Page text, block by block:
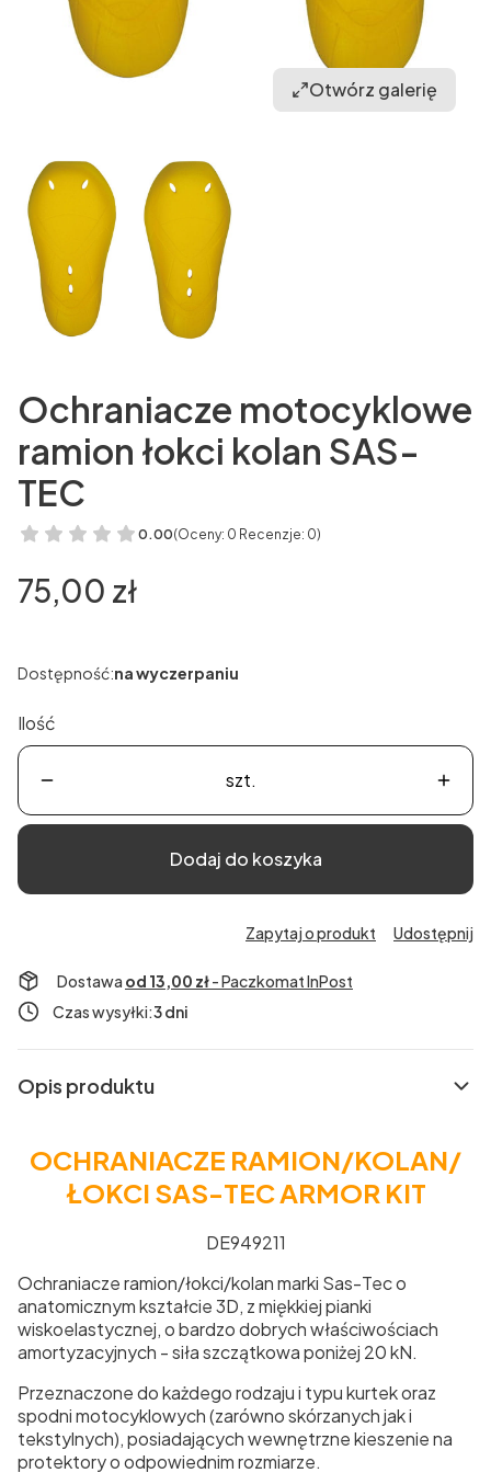
Otwórz galerię
Ochraniacze motocyklowe
ramion łokci kolan SAS-
TEC
0.00(Oceny: 0 Recenzje: 0)
Cena
75,00 zł
Dostępność:na wyczerpaniu
Ilość
szt.
Dodaj do koszyka
Zapytaj o produkt Udostępnij
Dostawa od 13,00 zł- Paczkomat InPost
Czas wysyłki:3 dni
Opis produktu
OCHRANIACZE RAMION/KOLAN/
ŁOKCI SAS-TEC ARMOR KIT
DE949211
Ochraniacze ramion/łokci/kolan marki Sas-Tec o
anatomicznym kształcie 3D, z miękkiej pianki
wiskoelastycznej, o bardzo dobrych właściwościach
amortyzacyjnych - siła szczątkowa poniżej 20 kN.
Przeznaczone do każdego rodzaju i typu kurtek oraz
spodni motocyklowych (zarówno skórzanych jak i
tekstylnych), posiadających wewnętrzne kieszenie na
protektory o odpowiednim rozmiarze.